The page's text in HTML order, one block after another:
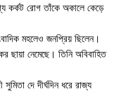
কর্কট রোগ তাঁকে অকালে কেড়ে
মহলেও জনপ্রিয় ছিলেন।
ছায়া নেমেছে। তিনি অবিবাহিত
দে দীর্ঘদিন ধরে রাজ্য